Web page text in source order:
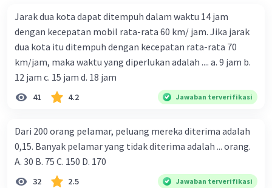
Jarak dua kota dapat ditempuh dalam waktu 14 jam
dengan kecepatan mobil rata-rata 60 km/ jam. Jika jarak
dua kota itu ditempuh dengan kecepatan rata-rata 70
km/jam, maka waktu yang diperlukan adalah .... a. 9 jam b.
12 jam c. 15 jam d. 18 jam
41 4.2 Jawaban terverifikasi
Dari 200 orang pelamar, peluang mereka diterima adalah
0,15. Banyak pelamar yang tidak diterima adalah ... orang.
A. 30 B. 75 C. 150 D. 170
32 2.5 Jawaban terverifikasi